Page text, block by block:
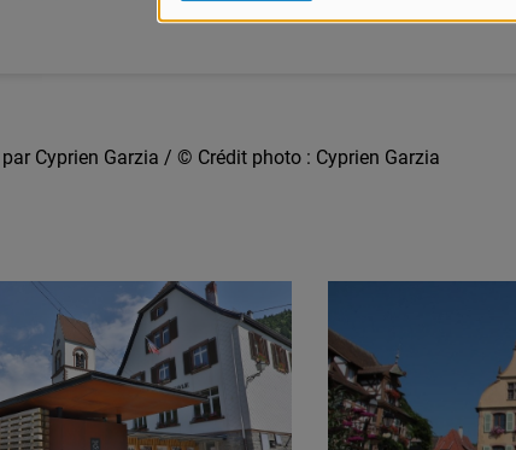
Cyprien Garzia / © Crédit photo : Cyprien Garzia